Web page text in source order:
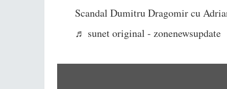
Scandal Dumitru Dragomir cu
♬ sunet original - zonenewsupdate